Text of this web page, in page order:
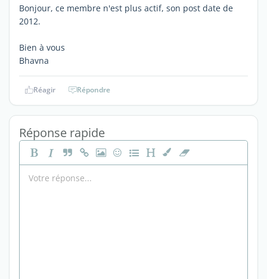
Bonjour, ce membre n'est plus actif, son post date de
2012.
Bien à vous
Bhavna
Réagir Répondre
Réponse rapide